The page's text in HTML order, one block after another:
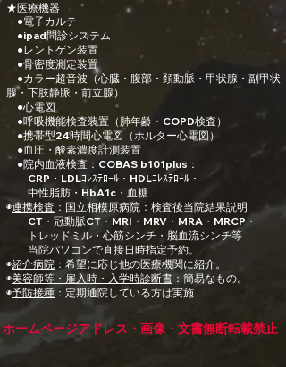
ホームページアドレス・画像・文書無断転載禁止
★医療機器
●電子カルテ
●ipad問診システム
●レントゲン装置
●骨密度測定装置
●カラー超音波（心臓・腹部・頚動脈・甲状腺・副甲状
腺・下肢静脈・前立腺）
●心電図
●呼吸機能検査装置（肺年齢・COPD検査）
●携帯型24時間心電図（ホルター心電図）
●血圧・酸素濃度計測装置
●院内血液検査：​COBAS b101plus：
CRP・LDLｺﾚｽﾃﾛｰﾙ・HDLｺﾚｽﾃﾛｰﾙ・
中性脂肪・HbA1c・血糖
◉連携検査 ：国立相模原病院：検査後当院結果説明
CT・冠動脈CT・MRI・MRV・MRA・MRCP・
トレッドミル・心筋シンチ・脳血流シンチ等
当院パソコンで直接日時指定予約。​
◉紹介病院 ：希望に応じ他の医療機関に紹介。
◉美容師等・雇入時・入学時診断書 ：簡易なもの。
​◉予防接種 ：​定期通院している方は実施